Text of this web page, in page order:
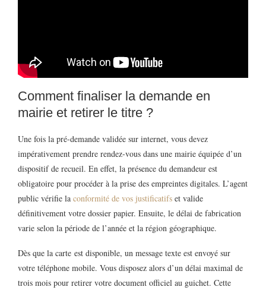
Comment finaliser la demande en
mairie et retirer le titre ?
Une fois la pré-demande validée sur internet, vous devez
impérativement prendre rendez-vous dans une mairie équipée d’un
dispositif de recueil. En effet, la présence du demandeur est
obligatoire pour procéder à la prise des empreintes digitales. L’agent
public vérifie la conformité de vos justificatifs et valide
définitivement votre dossier papier. Ensuite, le délai de fabrication
varie selon la période de l’année et la région géographique.
Dès que la carte est disponible, un message texte est envoyé sur
votre téléphone mobile. Vous disposez alors d’un délai maximal de
trois mois pour retirer votre document officiel au guichet. Cette